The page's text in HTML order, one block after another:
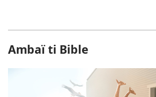
Ambaï ti Bible